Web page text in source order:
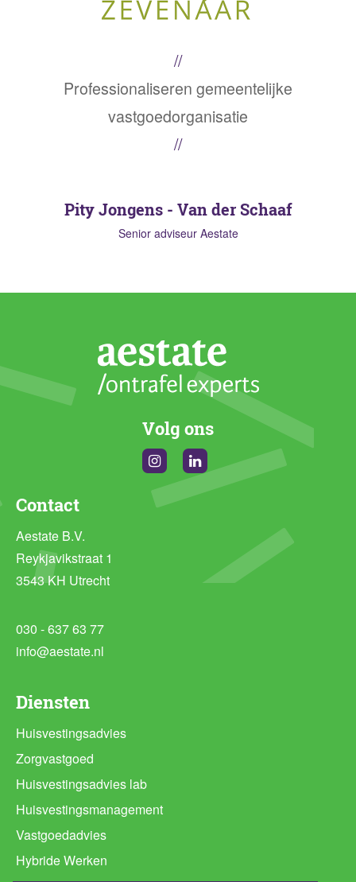
Professionaliseren gemeentelijke
vastgoedorganisatie
Pity Jongens - Van der Schaaf
Senior adviseur Aestate
Volg ons
InstagramLinkedin
Diensten
Huisvestingsadvies
Zorgvastgoed
Huisvestingsadvies lab
Huisvestingsmanagement
Vastgoedadvies
Hybride Werken
Contact
Aestate B.V.
Reykjavikstraat 1
3543 KH Utrecht
030 - 637 63 77
info@aestate.nl